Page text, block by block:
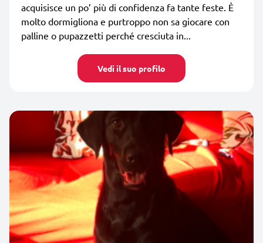
acquisisce un po’ più di confidenza fa tante feste. È
molto dormigliona e purtroppo non sa giocare con
palline o pupazzetti perché cresciuta in...
Vedi il suo profilo